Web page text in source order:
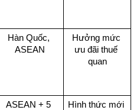
Hàn Quốc,
ASEAN
Hưởng mức
ưu đãi thuế
quan
ASEAN + 5
Hình thức mới